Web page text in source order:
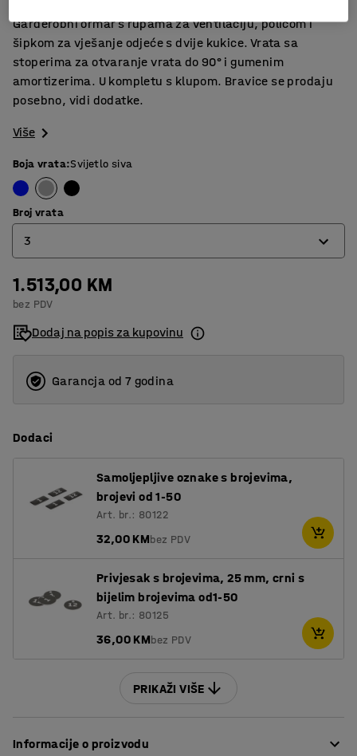
Garderobni ormar s rupama za ventilaciju, policom i
šipkom za vješanje odjeće s dvije kukice. Vrata sa
stoperima za otvaranje vrata do 90° i gumenim
amortizerima. U kompletu s klupom. Bravice se prodaju
posebno, vidi dodatke.
Više
Boja vrata:Svijetlo siva
Broj vrata
3
2
3
1.513,00 KM
bez PDV
Dodaj na popis za kupovinu
Garancja od 7 godina
Dodaci
Samoljepljive oznake s brojevima,
brojevi od 1-50
Art. br.: 80122
32,00 KMbez PDV
Privjesak s brojevima, 25 mm, crni s
bijelim brojevima od1-50
Art. br.: 80125
36,00 KMbez PDV
PRIKAŽI VIŠE
Informacije o proizvodu